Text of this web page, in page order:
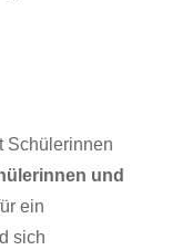
Schülerinnen
und
ein
sich